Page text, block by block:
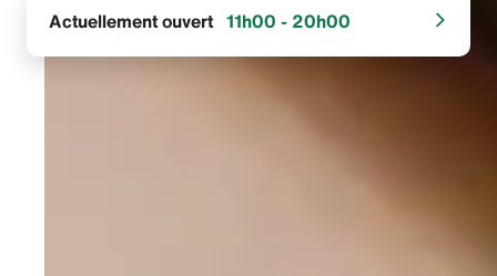
Actuellement ouvert 11h00 - 20h00